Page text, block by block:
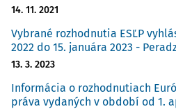
14. 11. 2021
Vybrané rozhodnutia ESĽP
2022 do 15. januára 2023 -
13. 3. 2023
Informácia o rozhodnutiach
práva vydaných v období od 1.